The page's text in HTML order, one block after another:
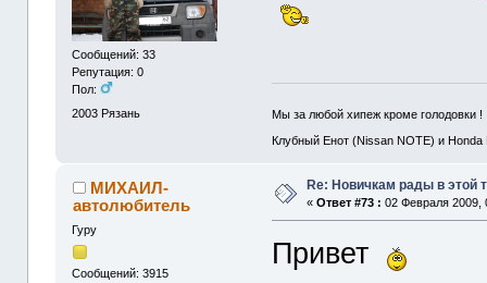
Сообщений: 33
Репутация: 0
Пол:
2003 Рязань
Мы за любой хипеж кроме голодовки !
Клубный Енот (Nissan NOTE) и
МИХАИЛ-
автолюбитель
Гуру
Сообщений: 3915
Re: Новичкам рады в этой
«Ответ #73 : 02 Февраля 2009,
Привет